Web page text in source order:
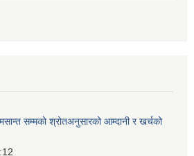
सम्मको श्रोतअनुसारको आम्दानी र खर्चको